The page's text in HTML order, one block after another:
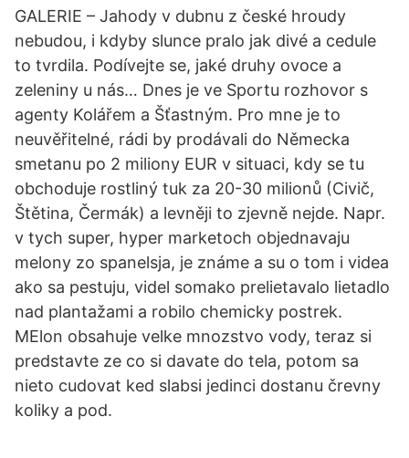
GALERIE – Jahody v dubnu z české hroudy
nebudou, i kdyby slunce pralo jak divé a cedule
to tvrdila. Podívejte se, jaké druhy ovoce a
zeleniny u nás… Dnes je ve Sportu rozhovor s
agenty Kolářem a Šťastným. Pro mne je to
neuvěřitelné, rádi by prodávali do Německa
smetanu po 2 miliony EUR v situaci, kdy se tu
obchoduje rostliný tuk za 20-30 milionů (Civič,
Štětina, Čermák) a levněji to zjevně nejde. Napr.
v tych super, hyper marketoch objednavaju
melony zo spanelsja, je známe a su o tom i videa
ako sa pestuju, videl somako prelietavalo lietadlo
nad plantažami a robilo chemicky postrek.
MElon obsahuje velke mnozstvo vody, teraz si
predstavte ze co si davate do tela, potom sa
nieto cudovat ked slabsi jedinci dostanu črevny
koliky a pod.